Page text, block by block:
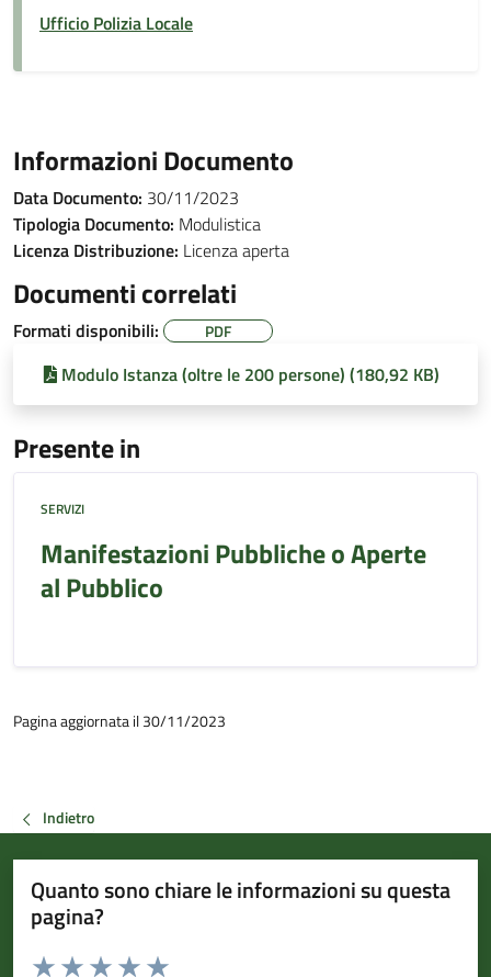
Ufficio Polizia Locale
Informazioni Documento
Data Documento: 30/11/2023
Tipologia Documento: Modulistica
Licenza Distribuzione: Licenza aperta
Documenti correlati
Formati disponibili: PDF
Modulo Istanza (oltre le 200 persone) (180,92 KB)
Presente in
SERVIZI
Manifestazioni Pubbliche o Aperte
al Pubblico
Pagina aggiornata il 30/11/2023
Indietro
Quanto sono chiare le informazioni su questa
pagina?
Valuta da 1 a 5 stelle la pagina